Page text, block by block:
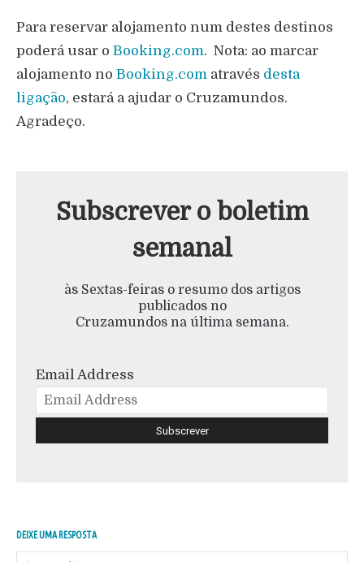
Para reservar alojamento num destes destinos
poderá usar o Booking.com. Nota: ao marcar
alojamento no Booking.com através desta
ligação, estará a ajudar o Cruzamundos.
Agradeço.
Subscrever o boletim
semanal
às Sextas-feiras o resumo dos artigos
publicados no
Cruzamundos na última semana.
Email Address
DEIXE UMA RESPOSTA